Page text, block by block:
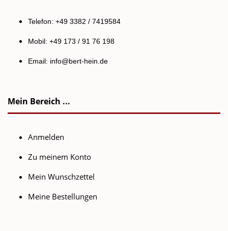
Telefon: +49 3382 / 7419584
Mobil: +49 173 / 91 76 198
Email: info@bert-hein.de
Mein Bereich ...
Anmelden
Zu meinem Konto
Mein Wunschzettel
Meine Bestellungen